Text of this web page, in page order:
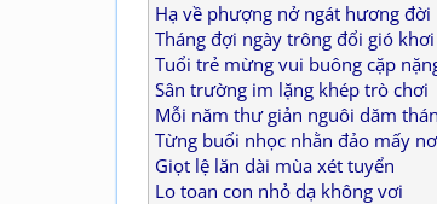
Hạ về phượng nở ngát hương đời
Tháng đợi ngày trông đổi gió khơi
Tuổi trẻ mừng vui buông cặp
Sân trường im lặng khép trò chơi
Mỗi năm thư giản nguôi dăm
Từng buổi nhọc nhằn đảo mấy
Giọt lệ lăn dài mùa xét tuyển
Lo toan con nhỏ dạ không vơi